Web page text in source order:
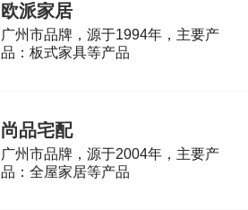
欧派家居
广州市品牌，源于1994年，主要产
品：板式家具等产品
尚品宅配
广州市品牌，源于2004年，主要产
品：全屋家居等产品